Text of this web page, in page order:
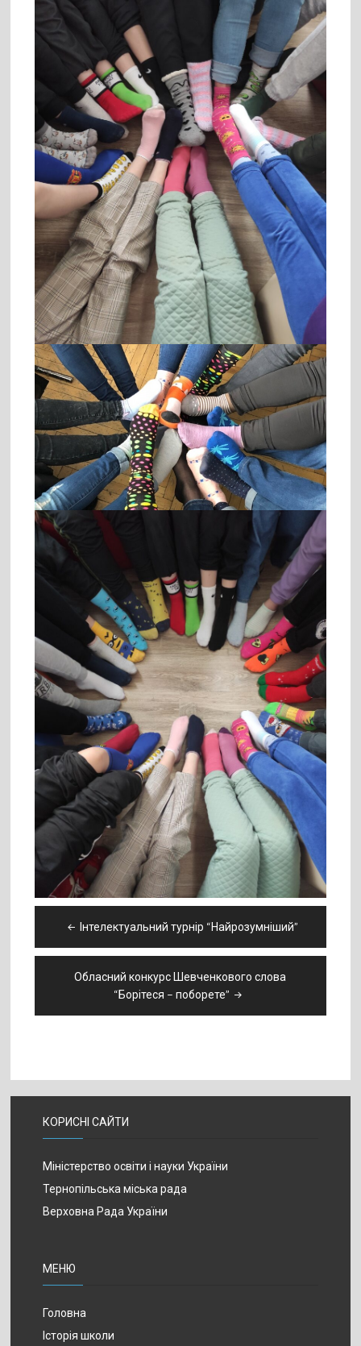
записівІнтелектуальний турнір “Найрозумніший”
Обласний конкурс Шевченкового слова
“Борітеся – поборете”
КОРИСНІ САЙТИ
Міністерство освіти і науки України
Тернопільська міська рада
Верховна Рада України
МЕНЮ
Головна
Історія школи